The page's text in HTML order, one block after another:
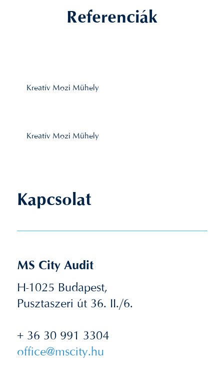
Referenciák
Kreatív Mozi Műhely
Kreatív Mozi Műhely
Kapcsolat
MS City Audit
H-1025 Budapest,
Pusztaszeri út 36. II./6.
+ 36 30 991 3304
office@mscity.hu